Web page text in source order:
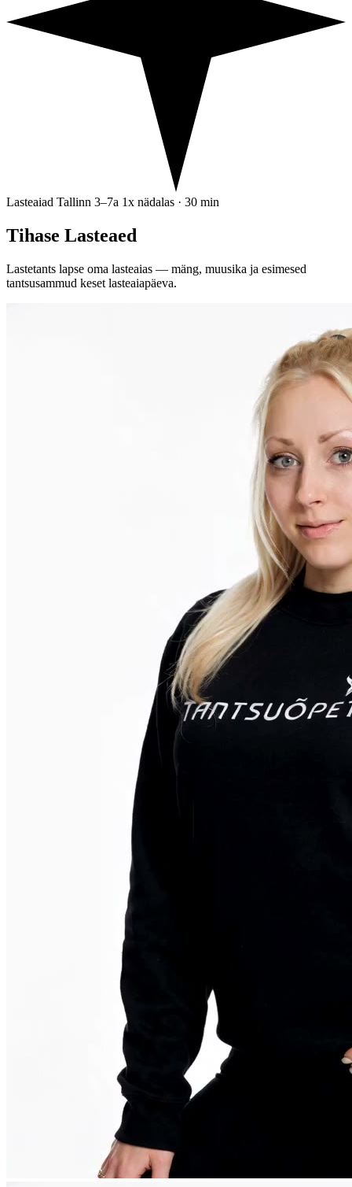
Lasteaiad Tallinn 3–7a 1x nädalas · 30 min
Tihase Lasteaed
Lastetants lapse oma lasteaias — mäng, muusika ja esimesed
tantsusammud keset lasteaiapäeva.